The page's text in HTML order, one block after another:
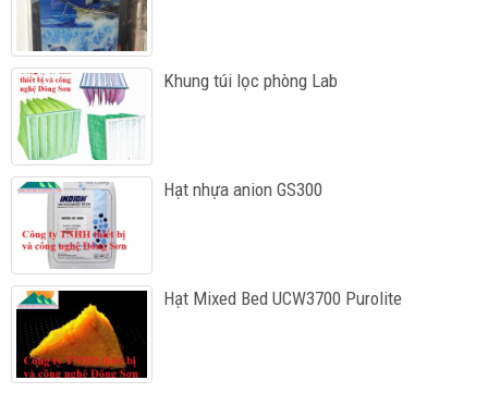
Khung túi lọc phòng Lab
Hạt nhựa anion GS300
Hạt Mixed Bed UCW3700 Purolite